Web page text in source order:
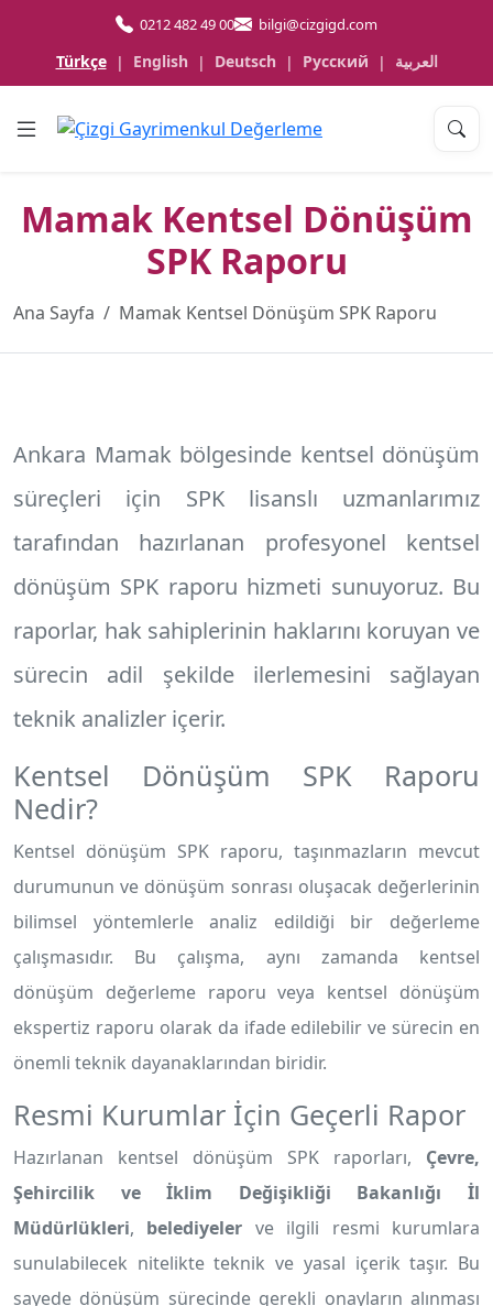
0212 482 49 00 bilgi@cizgigd.com
Türkçe | English | Deutsch | Русский | العربية
Mamak Kentsel Dönüşüm
SPK Raporu
Ana Sayfa Mamak Kentsel Dönüşüm SPK Raporu
Ankara Mamakbölgesinde kentsel dönüşüm
süreçleri için SPK lisanslı uzmanlarımız
tarafından hazırlanan profesyonel kentsel
dönüşüm SPK raporu hizmeti sunuyoruz. Bu
raporlar, hak sahiplerinin haklarını koruyan ve
sürecin adil şekilde ilerlemesini sağlayan
teknik analizler içerir.
Kentsel Dönüşüm SPK Raporu
Nedir?
Kentsel dönüşüm SPK raporu, taşınmazların mevcut
durumunun ve dönüşüm sonrası oluşacak değerlerinin
bilimsel yöntemlerle analiz edildiği bir değerleme
çalışmasıdır. Bu çalışma, aynı zamanda kentsel
dönüşüm değerleme raporu veya kentsel dönüşüm
ekspertiz raporu olarak da ifade edilebilir ve sürecin en
önemli teknik dayanaklarından biridir.
Resmi Kurumlar İçin Geçerli Rapor
Hazırlanan kentsel dönüşüm SPK raporları, Çevre,
Şehircilik ve İklim Değişikliği Bakanlığı İl
Müdürlükleri, belediyeler ve ilgili resmi kurumlara
sunulabilecek nitelikte teknik ve yasal içerik taşır. Bu
sayede dönüşüm sürecinde gerekli onayların alınması